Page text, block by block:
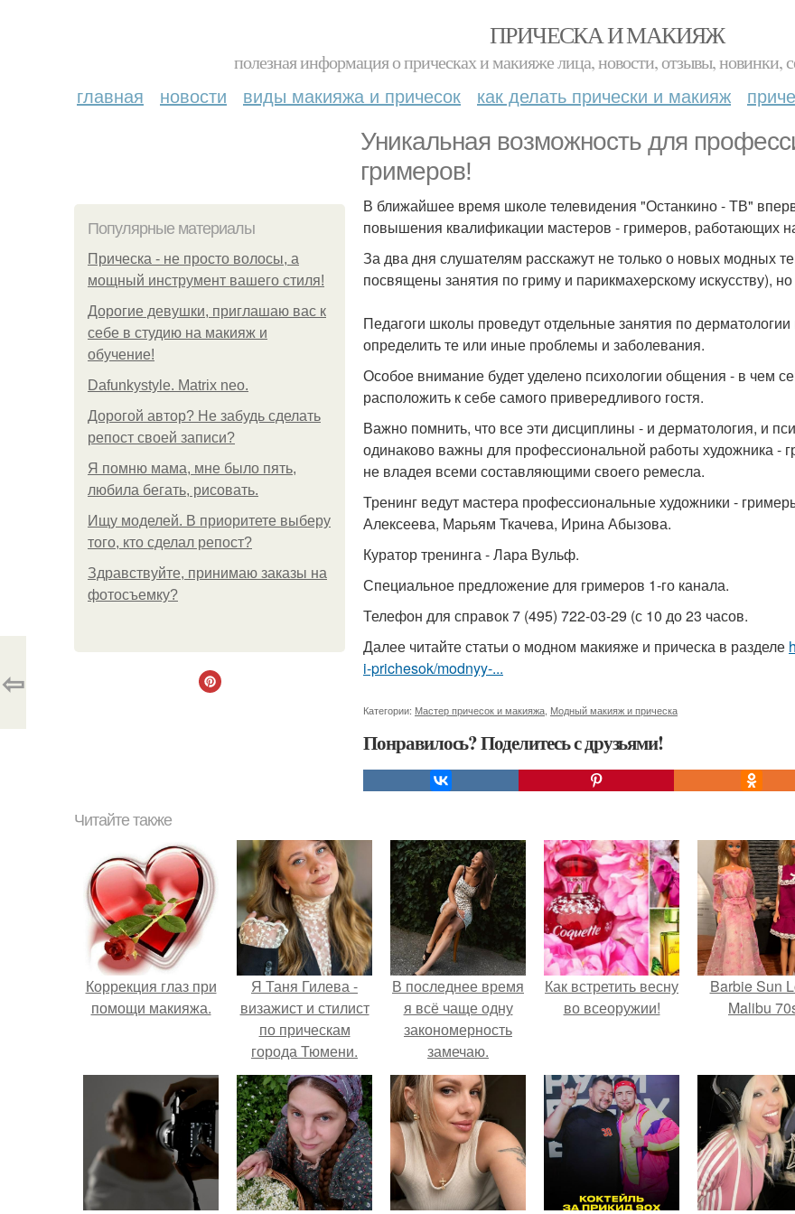
ПРИЧЕСКА И МАКИЯЖ
полезная информация о прическах и макияже лица, новости, отзывы, новинки,
главная новости виды макияжа и причесок как делать прически и макияж
Уникальная возможность для
гримеров!
Популярные материалы
Прическа - не просто волосы, а
мощный инструмент вашего стиля!
Дорогие девушки, приглашаю вас к
себе в студию на макияж и
обучение!
Dafunkystyle. Matrix neo.
Дорогой автор? Не забудь сделать
репост своей записи?
Я помню мама, мне было пять,
любила бегать, рисовать.
Ищу моделей. В приоритете выберу
того, кто сделал репост?
Здравствуйте, принимаю заказы на
фотосъемку?
В ближайшее время школе телевидения "Останкино - ТВ"
повышения квалификации мастеров - гримеров, работающих
За два дня слушателям расскажут не только о новых модных
посвящены занятия по гриму и парикмахерскому искусству),
Педагоги школы проведут отдельные занятия по дерматологии
определить те или иные проблемы и заболевания.
Особое внимание будет уделено психологии общения - в чем
расположить к себе самого привередливого гостя.
Важно помнить, что все эти дисциплины - и дерматология, и
одинаково важны для профессиональной работы художника
не владея всеми составляющими своего ремесла.
Тренинг ведут мастера профессиональные художники -
Алексеева, Марьям Ткачева, Ирина Абызова.
Куратор тренинга - Лара Вульф.
Специальное предложение для гримеров 1-го канала.
Телефон для справок 7 (495) 722-03-29 (с 10 до 23 часов.
Далее читайте статьи о модном макияже и прическа в разделе
i-prichesok/modnyy-...
Категории: Мастер причесок и макияжа Модный макияж и прическа
Понравилось? Поделитесь с друзьями!
⇦
Читайте также
Коррекция глаз при
помощи макияжа.
Я Таня Гилева -
визажист и стилист
по прическам
города Тюмени.
В последнее время
я всё чаще одну
закономерность
замечаю.
Как встретить весну
во всеоружии!
Barbie Sun
Malibu